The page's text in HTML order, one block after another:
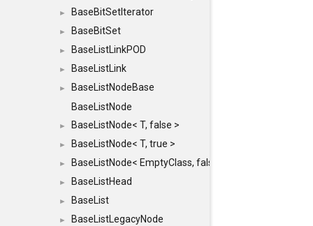
► BaseBitSetIterator
► BaseBitSet
► BaseListLinkPOD
► BaseListLink
►
BaseListNodeBase
BaseListNode
► BaseListNode< T, false >
► BaseListNode< T, true >
► BaseListNode< EmptyClass, false >
► BaseListHead
► BaseList
► BaseListLegacyNode